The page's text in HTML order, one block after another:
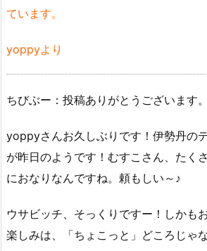
ています。
yoppyより
ちびぶー：投稿ありがとうございます。
yoppyさんお久しぶりです！伊勢丹の
が昨日のようです！むすこさん、たく
におなりなんですね。頼もしい～♪
ウサビッチ、そっくりですー！しかも
楽しみは、「ちょこっと」どころじゃ